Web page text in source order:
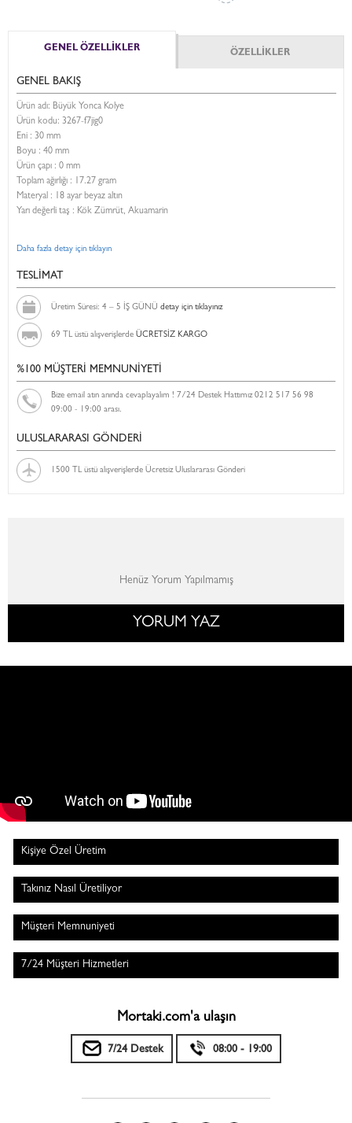
GENEL ÖZELLİKLER ÖZELLİKLER
GENEL BAKIŞ
Ürün adı: Büyük Yonca Kolye
Ürün kodu: 3267-f7jig0
Eni : 30 mm
Boyu : 40 mm
Ürün çapı : 0 mm
Toplam ağırlığı : 17.27 gram
Materyal : 18 ayar beyaz altın
Yarı değerli taş : Kök Zümrüt, Akuamarin
Daha fazla detay için tıklayın
TESLİMAT
Üretim Süresi: 4 – 5 İŞ GÜNÜ detay için tıklayınız
69 TL üstü alışverişlerde ÜCRETSİZ KARGO
%100 MÜŞTERİ MEMNUNİYETİ
Bize email atın anında cevaplayalım ! 7/24 Destek Hattımız 0212 517 56 98
09:00 - 19:00 arası.
ULUSLARARASI GÖNDERİ
1500 TL üstü alışverişlerde Ücretsiz Uluslararası Gönderi
Henüz Yorum Yapılmamış
YORUM YAZ
Kişiye Özel Üretim
Takınız Nasıl Üretiliyor
Müşteri Memnuniyeti
7/24 Müşteri Hizmetleri
Mortaki.com'a ulaşın
7/24 Destek 08:00 - 19:00